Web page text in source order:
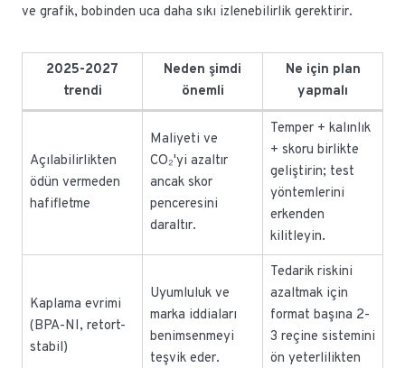
ve grafik, bobinden uca daha sıkı izlenebilirlik gerektirir.
2025-2027
trendi
Neden şimdi
önemli
Ne için plan
yapmalı
Açılabilirlikten
ödün vermeden
hafifletme
Maliyeti ve
CO₂'yi azaltır
ancak skor
penceresini
daraltır.
Temper + kalınlık
+ skoru birlikte
geliştirin; test
yöntemlerini
erkenden
kilitleyin.
Kaplama evrimi
(BPA-NI, retort-
stabil)
Uyumluluk ve
marka iddiaları
benimsenmeyi
teşvik eder.
Tedarik riskini
azaltmak için
format başına 2-
3 reçine sistemini
ön yeterlilikten